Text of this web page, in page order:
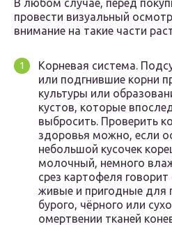
В любом случае, перед
провести визуальный
внимание на такие части
Корневая система.
или подгнившие корни
культуры или
кустов, которые
выбросить. Проверить
здоровья можно, если
небольшой кусочек
молочный, немного
срез картофеля
живые и пригодные для
бурого, чёрного или
омертвении тканей